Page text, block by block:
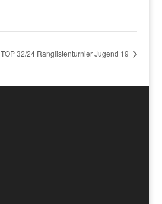
TOP 32/24 Ranglistenturnier Jugend 19